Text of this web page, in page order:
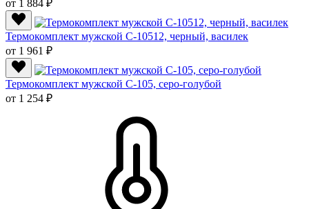
от 1 884 ₽
Термокомплект мужской С-10512, черный, василек
от 1 961 ₽
Термокомплект мужской С-105, серо-голубой
от 1 254 ₽